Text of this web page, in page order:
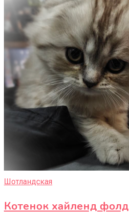
Шотландская
Котенок хайленд фолд